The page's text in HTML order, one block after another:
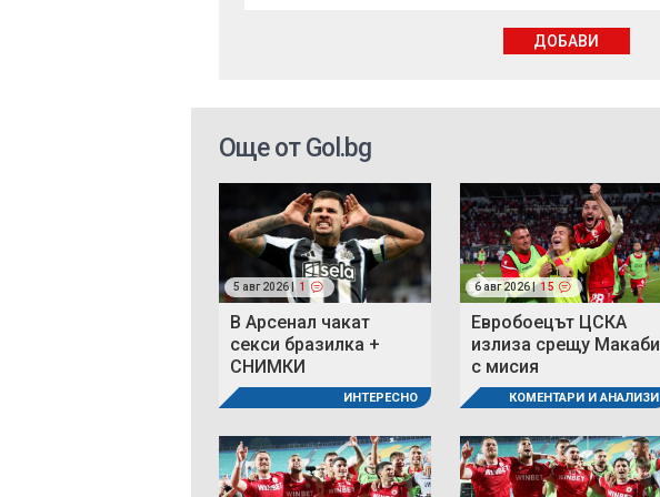
ДОБАВИ
Още от Gol.bg
5 авг 2026 | 1
В Арсенал чакат
секси бразилка +
СНИМКИ
ИНТЕРЕСНО
6 авг 2026 | 15
Евробоецът ЦСКА
излиза срещу Макаби
с мисия
КОМЕНТАРИ И АНАЛИЗИ